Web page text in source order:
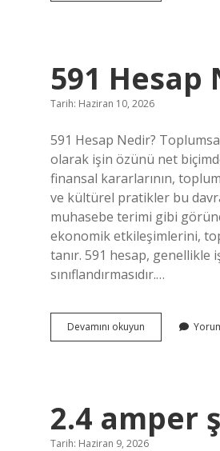
başlar
?
591 Hesap
Tarih: Haziran 10, 2026
591 Hesap Nedir?
olarak işin özünü net
finansal kararlarının,
ve kültürel pratikler bu
muhasebe terimi gibi
ekonomik etkileşimlerini,
tanır. 591 hesap, genellikle
sınıflandırmasıdır.…
Devamını okuyun
Hesap
2.4 amper
Tarih: Haziran 9, 2026